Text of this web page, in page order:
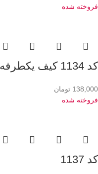
فروخته شده
کد 1134 کیف یکطرفه زنانه جلو حلقه
138,000 تومان
فروخته شده
کد 1137